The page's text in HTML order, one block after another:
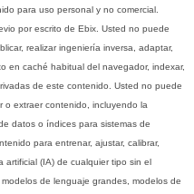
para uso personal y no comercial.
por escrito de Ebix. Usted no puede
realizar ingeniería inversa, adaptar,
en caché habitual del navegador, indexar,
de este contenido. Usted no puede
o extraer contenido, incluyendo la
datos o índices para sistemas de
para entrenar, ajustar, calibrar,
artificial (IA) de cualquier tipo sin el
de lenguaje grandes, modelos de